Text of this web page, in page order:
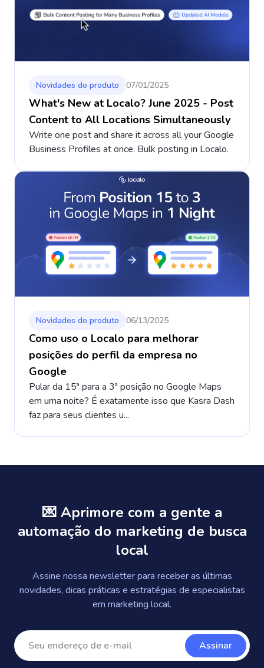
Novidades do produto 07/01/2025
What's New at Localo? June 2025 - Post
Content to All Locations Simultaneously
Write one post and share it across all your Google
Business Profiles at once. Bulk posting in Localo.
Novidades do produto 06/13/2025
Como uso o Localo para melhorar
posições do perfil da empresa no
Google
Pular da 15ª para a 3ª posição no Google Maps
em uma noite? É exatamente isso que Kasra Dash
faz para seus clientes u...
💌 Aprimore com a gente a
automação do marketing de busca
local
Assine nossa newsletter para receber as últimas
novidades, dicas práticas e estratégias de especialistas
em marketing local.
Assinar